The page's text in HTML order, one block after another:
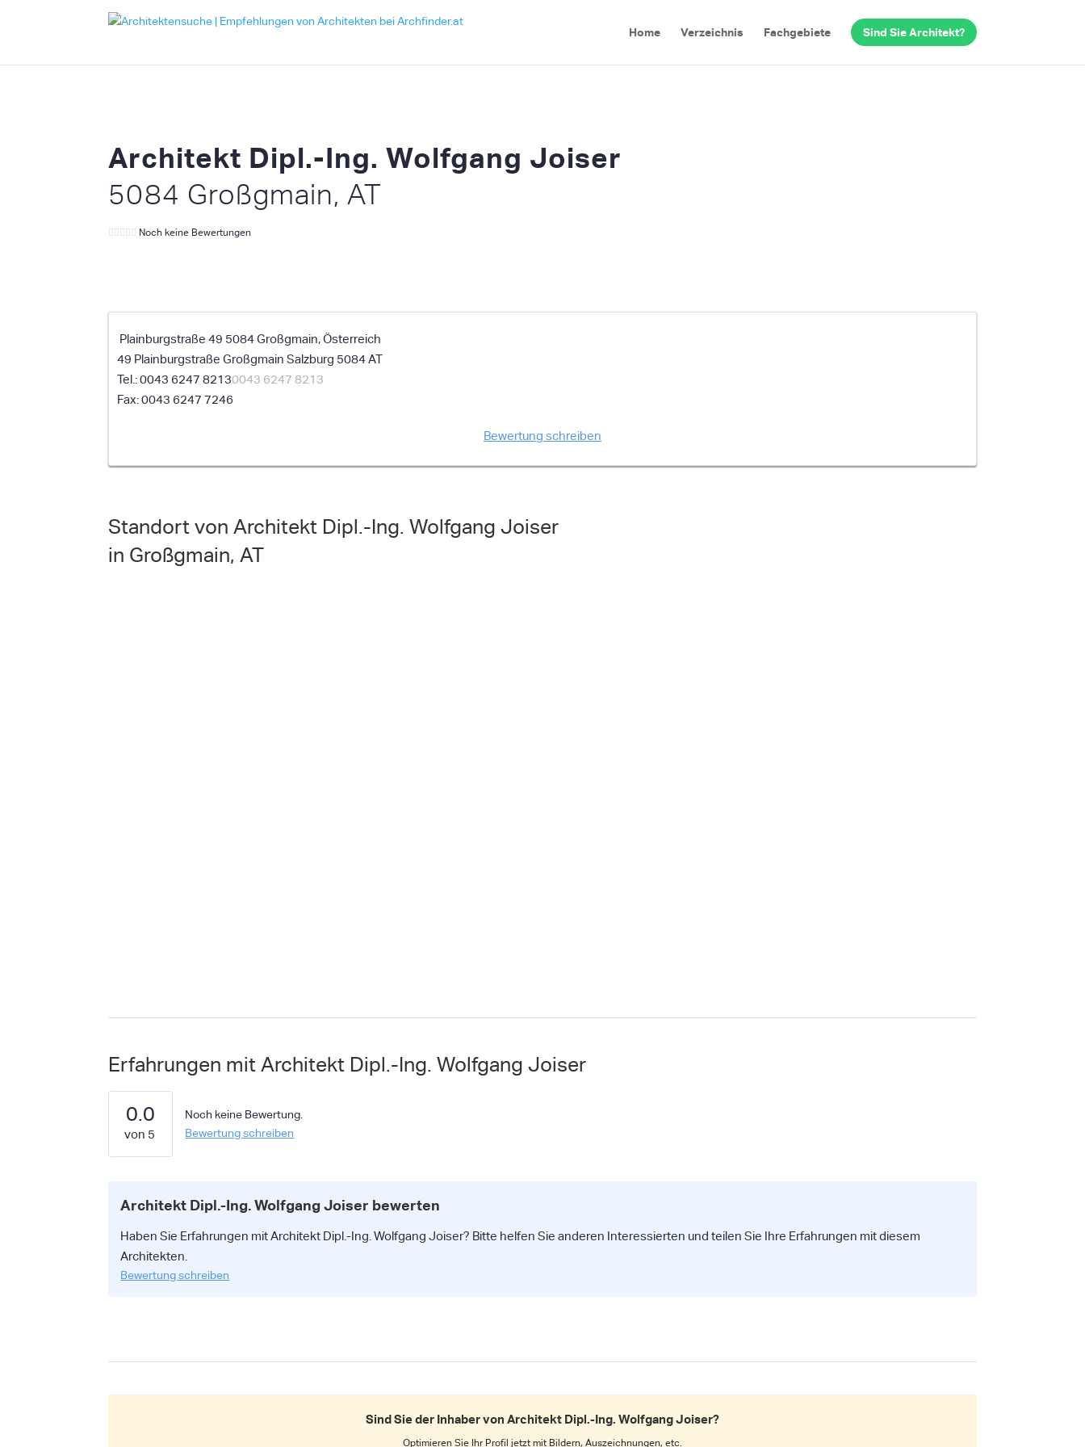
Home Verzeichnis Fachgebiete Sind Sie Architekt?
Architekt Dipl.-Ing. Wolfgang Joiser
5084 Großgmain, AT
Noch keine Bewertungen
Plainburgstraße 49 5084 Großgmain, Österreich
49 Plainburgstraße Großgmain Salzburg 5084 AT
0043 6247 82130043 6247 8213
0043 6247 7246
Bewertung schreiben
Standort von Architekt Dipl.-Ing. Wolfgang Joiser
in Großgmain, AT
Erfahrungen mit Architekt Dipl.-Ing. Wolfgang Joiser
0.0
Noch keine Bewertung.
Bewertung schreiben
Architekt Dipl.-Ing. Wolfgang Joiser bewerten
Haben Sie Erfahrungen mit Architekt Dipl.-Ing. Wolfgang Joiser? Bitte helfen Sie anderen Interessierten und teilen Sie Ihre Erfahrungen mit diesem
Architekten.
Bewertung schreiben
Sind Sie der Inhaber von Architekt Dipl.-Ing. Wolfgang Joiser?
Optimieren Sie Ihr Profil jetzt mit Bildern, Auszeichnungen, etc.